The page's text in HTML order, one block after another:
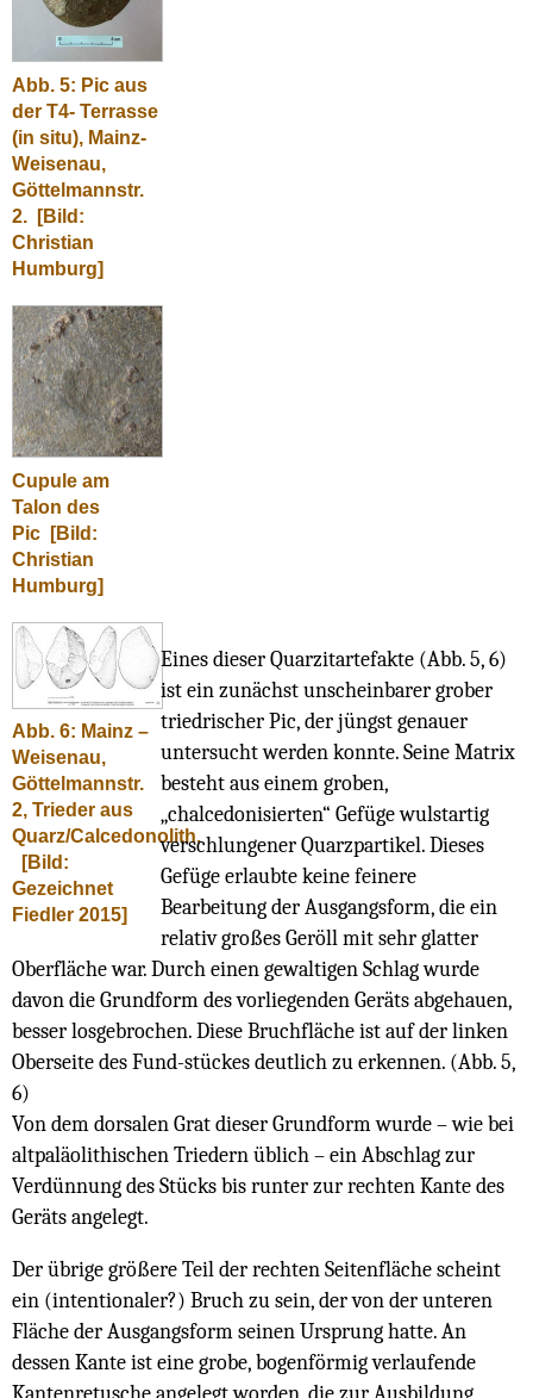
Abb. 5: Pic aus
der T4- Terrasse
(in situ), Mainz-
Weisenau,
Göttelmannstr.
2.
[Bild:
Christian
Humburg]
Cupule am
Talon des
Pic
[Bild:
Christian
Humburg]
Abb. 6: Mainz –
Weisenau,
Göttelmannstr.
2, Trieder aus
Quarz/Calcedonolith.
[Bild:
Gezeichnet
Fiedler 2015]
Eines dieser Quarzitartefakte (Abb. 5, 6)
ist ein zunächst unscheinbarer grober
triedrischer Pic, der jüngst genauer
untersucht werden konnte. Seine Matrix
besteht aus einem groben,
„chalcedonisierten“ Gefüge wulstartig
verschlungener Quarzpartikel. Dieses
Gefüge erlaubte keine feinere
Bearbeitung der Ausgangsform, die ein
relativ großes Geröll mit sehr glatter
Oberfläche war. Durch einen gewaltigen Schlag wurde
davon die Grundform des vorliegenden Geräts abgehauen,
besser losgebrochen. Diese Bruchfläche ist auf der linken
Oberseite des Fund-stückes deutlich zu erkennen. (Abb. 5,
6)
Von dem dorsalen Grat dieser Grundform wurde – wie bei
altpaläolithischen Triedern üblich – ein Abschlag zur
Verdünnung des Stücks bis runter zur rechten Kante des
Geräts angelegt.
Der übrige größere Teil der rechten Seitenfläche scheint
ein (intentionaler?) Bruch zu sein, der von der unteren
Fläche der Ausgangsform seinen Ursprung hatte. An
dessen Kante ist eine grobe, bogenförmig verlaufende
Kantenretusche angelegt worden, die zur Ausbildung